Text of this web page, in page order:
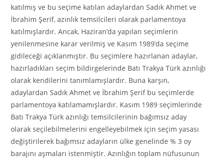
katılmış ve bu seçime katılan adaylardan Sadık Ahmet ve
İbrahim Şerif, azınlık temsilcileri olarak parlamentoya
katılmışlardır. Ancak, Haziran’da yapılan seçimlerin
yenilenmesine karar verilmiş ve Kasım 1989’da seçime
gidileceği açıklanmıştır. Bu seçimlere hazırlanan adaylar,
hazırladıkları seçim bildirgelerinde Batı Trakya Türk azınlığı
olarak kendilerini tanımlamışlardır. Buna karşın,
adaylardan Sadık Ahmet ve İbrahim Şerif bu seçimlerde
parlamentoya katılamamışlardır. Kasım 1989 seçimlerinde
Batı Trakya Türk azınlığı temsilcilerinin bağımsız aday
olarak seçilebilmelerini engelleyebilmek için seçim yasası
değiştirilerek bağımsız adayların ülke genelinde % 3 oy
barajını aşmaları istenmiştir. Azınlığın toplam nüfusunun